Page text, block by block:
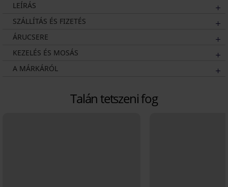
LEÍRÁS
SZÁLLÍTÁS ÉS FIZETÉS
ÁRUCSERE
KEZELÉS ÉS MOSÁS
A MÁRKÁRÓL
Talán tetszeni fog